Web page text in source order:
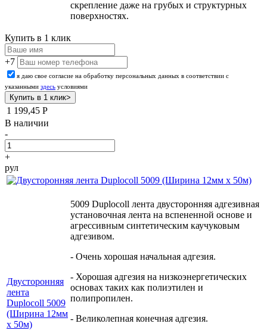
скрепление даже на грубых и структурных
поверхностях.
Купить в 1 клик
+7
я даю свое согласие на обработку персональных данных в соответствии с
указанными здесь условиями
1 199,45 Р
В наличии
-
+
рул
Двусторонняя
лента
Duplocoll 5009
(Ширина 12мм
х 50м)
5009 Duplocoll лента двусторонняя адгезивная
установочная лента на вспененной основе и
агрессивным синтетическим каучуковым
адгезивом.
- Очень хорошая начальная адгезия.
- Хорошая адгезия на низкоэнергетических
основах таких как полиэтилен и
полипропилен.
- Великолепная конечная адгезия.